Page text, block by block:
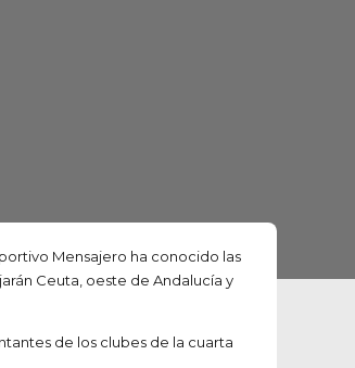
Mensajero ha conocido las
Ceuta, oeste de Andalucía y
de los clubes de la cuarta